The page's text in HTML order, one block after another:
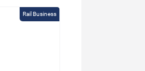
Rail Business